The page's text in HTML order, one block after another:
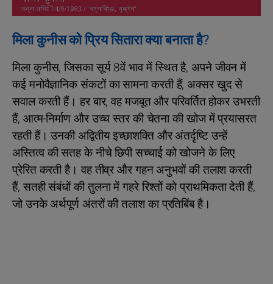
मिला कुनीस को प्रिय सितारा क्या बनाता है?
मिला कुनीस, जिसका सूर्य 8वें भाव में स्थित है, अपने जीवन में
कई मनोवैज्ञानिक संकटों का सामना करती हैं, अक्सर खुद से
सवाल करती हैं। हर बार, वह मजबूत और परिवर्तित होकर उभरती
हैं, आत्म-निर्माण और उच्च स्तर की चेतना की खोज में प्रयासरत
रहती हैं। उनकी अद्वितीय इच्छाशक्ति और अंतर्दृष्टि उन्हें
अस्तित्व की सतह के नीचे छिपी सच्चाई को खोजने के लिए
प्रेरित करती है। वह तीव्र और गहन अनुभवों की तलाश करती
हैं, सतही संबंधों की तुलना में गहरे रिश्तों को प्राथमिकता देती हैं,
जो उनके अर्थपूर्ण अंतरों की तलाश का प्रतिबिंब है।